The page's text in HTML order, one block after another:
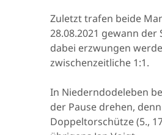
Zuletzt trafen beide
28.08.2021 gewann der
dabei erzwungen
zwischenzeitliche 1:1.
In Niederndodeleben
der Pause drehen,
Doppeltorschütze (5.,